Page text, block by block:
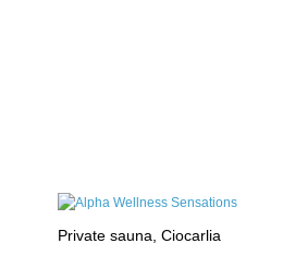
Private sauna, Ciocarlia